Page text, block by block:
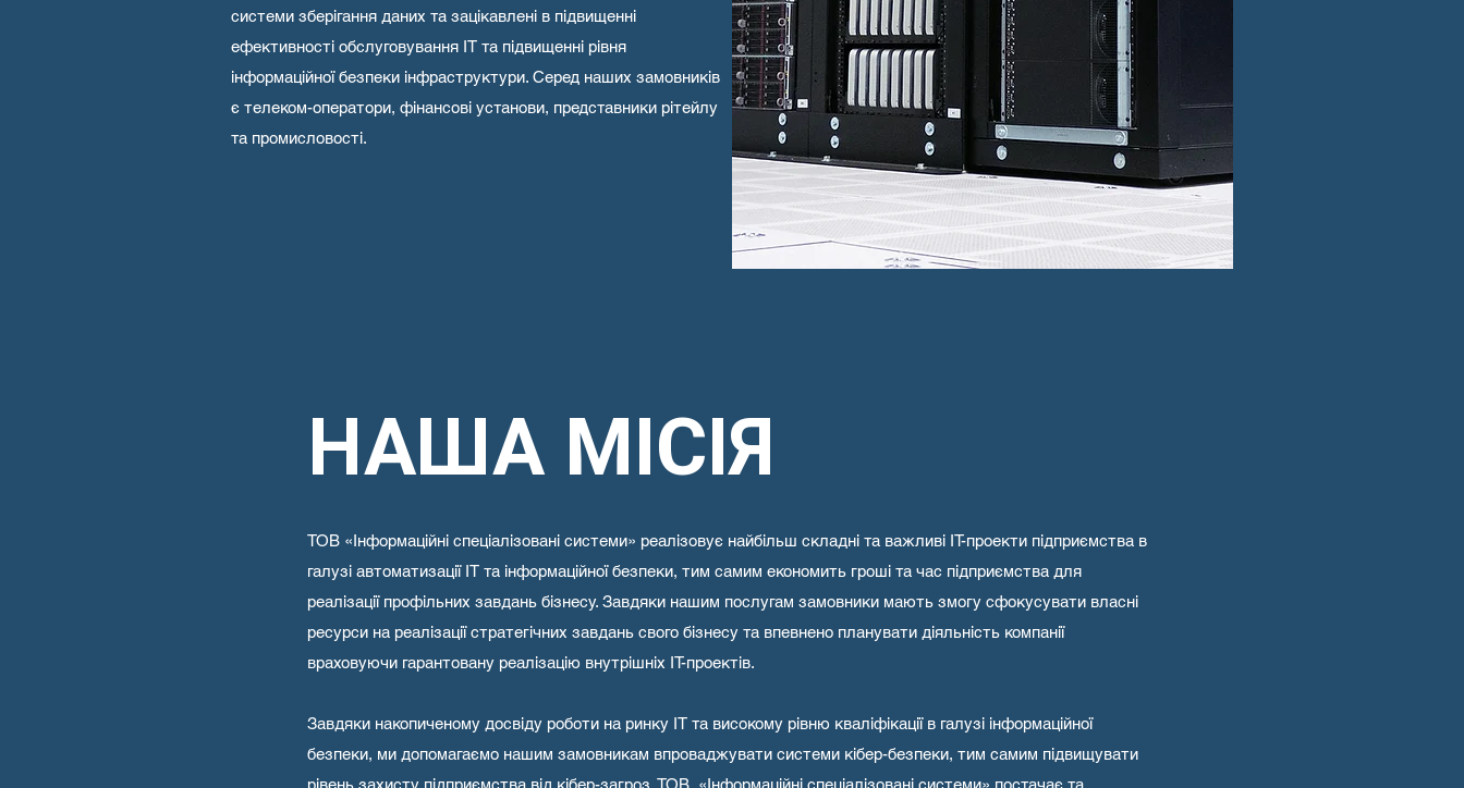
системи зберігання даних та зацікавлені в підвищенні
ефективності обслуговування ІТ та підвищенні рівня
інформаційної безпеки інфраструктури. Серед наших замовників
є телеком-оператори, фінансові установи, представники рітейлу
та промисловості.
НАША МІСІЯ
ТОВ «Інформаційні спеціалізовані системи» реалізовує найбільш складні та важливі ІТ-проекти підприємства в
галузі автоматизації ІТ та інформаційної безпеки, тим самим економить гроші та час підприємства для
реалізації профільних завдань бізнесу. Завдяки нашим послугам замовники мають змогу сфокусувати власні
ресурси на реалізації стратегічних завдань свого бізнесу та впевнено планувати діяльність компанії
враховуючи гарантовану реалізацію внутрішніх ІТ-проектів.
Завдяки накопиченому досвіду роботи на ринку ІТ та високому рівню кваліфікації в галузі інформаційної
безпеки, ми допомагаємо нашим замовникам впроваджувати системи кібер-безпеки, тим самим підвищувати
рівень захисту підприємства від кібер-загроз. ТОВ «Інформаційні спеціалізовані системи» постачає та